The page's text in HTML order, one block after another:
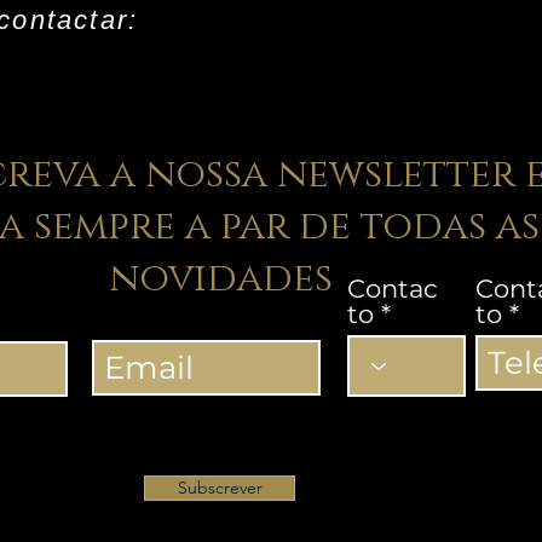
a nossa newsletter
sempre a par de todas as
novidades Contac
to
to
Subscrever